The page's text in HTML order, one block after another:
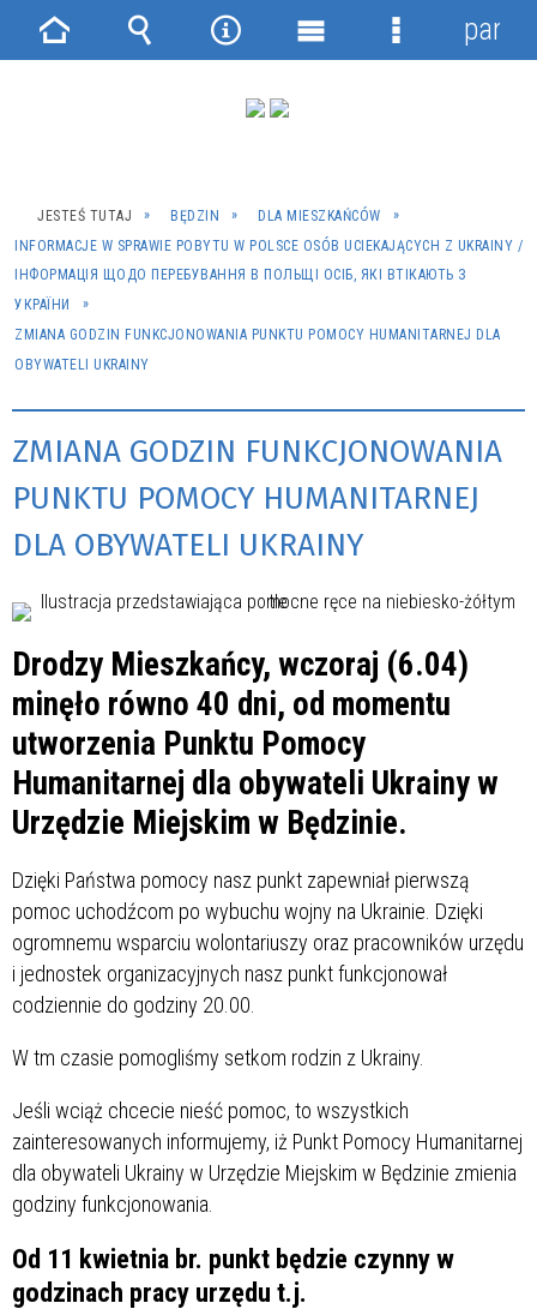
JESTEŚ TUTAJ BĘDZIN
DLA MIESZKAŃCÓW
INFORMACJE W SPRAWIE POBYTU W POLSCE OSÓB UCIEKAJĄCYCH Z UKRAINY /
ІНФОРМАЦІЯ ЩОДО ПЕРЕБУВАННЯ В ПОЛЬЩІ ОСІБ, ЯКІ ВТІКАЮТЬ З
УКРАЇНИ
ZMIANA GODZIN FUNKCJONOWANIA PUNKTU POMOCY HUMANITARNEJ DLA
OBYWATELI UKRAINY
ZMIANA GODZIN FUNKCJONOWANIA
PUNKTU POMOCY HUMANITARNEJ
DLA OBYWATELI UKRAINY
Drodzy Mieszkańcy, wczoraj (6.04)
minęło równo 40 dni, od momentu
utworzenia Punktu Pomocy
Humanitarnej dla obywateli Ukrainy w
Urzędzie Miejskim w Będzinie.
Dzięki Państwa pomocy nasz punkt zapewniał pierwszą
pomoc uchodźcom po wybuchu wojny na Ukrainie. Dzięki
ogromnemu wsparciu wolontariuszy oraz pracowników urzędu
i jednostek organizacyjnych nasz punkt funkcjonował
codziennie do godziny 20.00.
W tm czasie pomogliśmy setkom rodzin z Ukrainy.
Jeśli wciąż chcecie nieść pomoc, to wszystkich
zainteresowanych informujemy, iż Punkt Pomocy Humanitarnej
dla obywateli Ukrainy w Urzędzie Miejskim w Będzinie zmienia
godziny funkcjonowania.
Od 11 kwietnia br. punkt będzie czynny w
godzinach pracy urzędu t.j.
Strona Wyszukiwarka
NarzędziaMenu
Menu
panel